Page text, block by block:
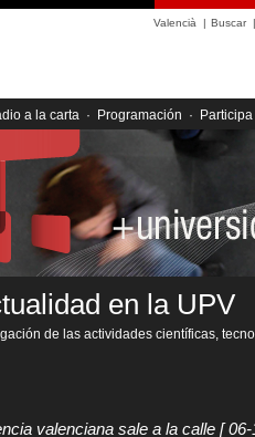
Valencià | Buscar|
a la carta · Programación · Participa
en la UPV
de las actividades científicas,
valenciana sale a la calle [